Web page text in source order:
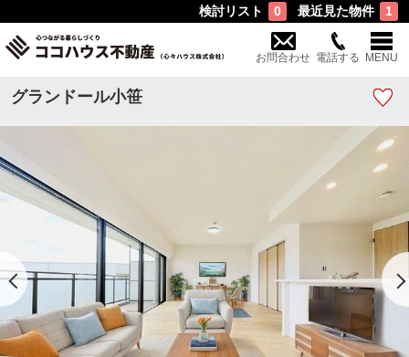
検討リスト 0 最近見た物件 1
お問合わせ 電話する MENU
グランドール小笹